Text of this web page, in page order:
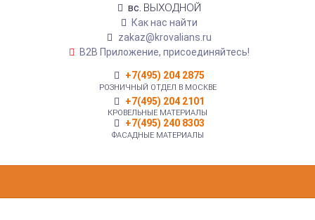
вс. ВЫХОДНОЙ
Как нас найти
zakaz@krovalians.ru
B2B Приложение, присоединяйтесь!
+7(495) 204 2875
РОЗНИЧНЫЙ ОТДЕЛ В МОСКВЕ
+7(495) 204 2101
КРОВЕЛЬНЫЕ МАТЕРИАЛЫ
+7(495) 240 8303
ФАСАДНЫЕ МАТЕРИАЛЫ